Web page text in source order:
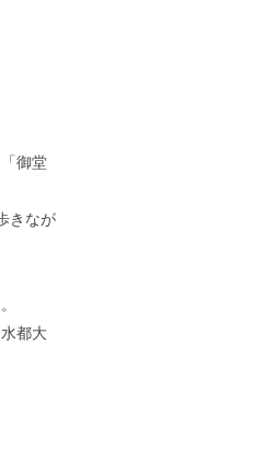
御堂
きなが
都大